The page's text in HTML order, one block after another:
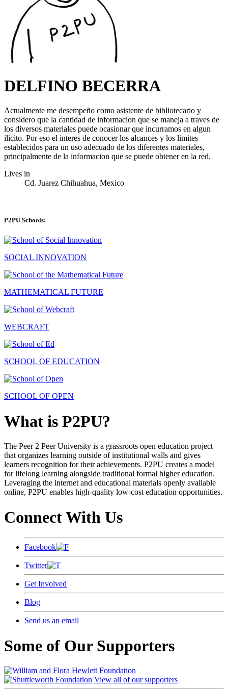
DELFINO BECERRA
Actualmente me desempeño como asistente de bibliotecario y
considero que la cantidad de informacion que se maneja a traves de
los diversos materiales puede ocasionar que incurramos en algun
ilicito. Por eso el interes de conocer los alcances y los limites
establecidos para un uso adecuado de los diferentes materiales,
principalmente de la informacion que se puede obtener en la red.
Lives in
Cd. Juarez Chihuahua, Mexico
P2PU Schools:
SOCIAL INNOVATION
MATHEMATICAL FUTURE
WEBCRAFT
SCHOOL OF EDUCATION
SCHOOL OF OPEN
What is P2PU?
The Peer 2 Peer University is a grassroots open education project
that organizes learning outside of institutional walls and gives
learners recognition for their achievements. P2PU creates a model
for lifelong learning alongside traditional formal higher education.
Leveraging the internet and educational materials openly available
online, P2PU enables high-quality low-cost education opportunities.
Connect With Us
Facebook
Twitter
Get Involved
Blog
Send us an email
Some of Our Supporters
View all of our supporters